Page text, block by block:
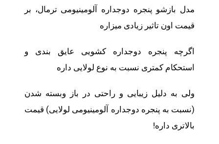
مدل بازشو پنجره دوجداره آلومینیومی ترمال، بر
قیمت اون تاثیر زیادی میزاره
اگرچه پنجره دوجداره کشویی عایق بندی و
استحکام کمتری نسبت به نوع لولایی داره
ولی به دلیل زیبایی و راحتی در باز وبسته شدن
(نسبت به پنجره دوجداره آلومینیومی لولایی) قیمت
بالاتری داره!